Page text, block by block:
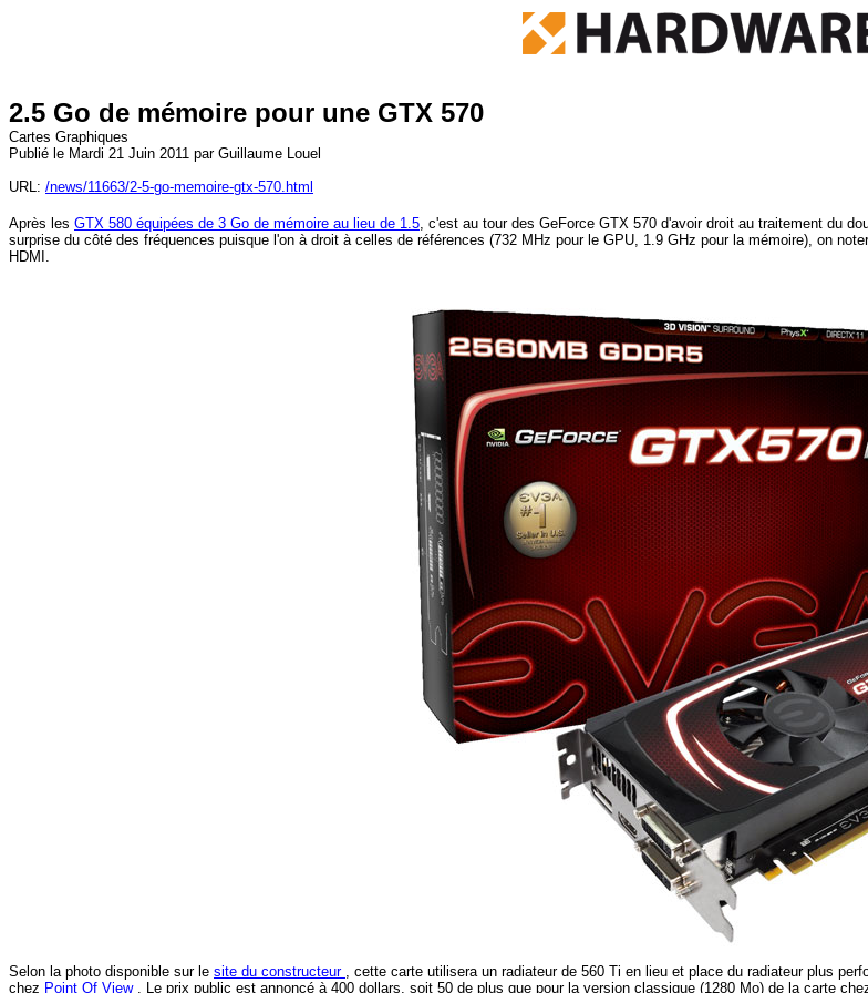
2.5 Go de mémoire pour une GTX 570
Cartes Graphiques
Publié le Mardi 21 Juin 2011 par Guillaume Louel
URL: /news/11663/2-5-go-memoire-gtx-570.html
Après les GTX 580 équipées de 3 Go de mémoire au lieu de 1.5, c'est au tour des GeForce GTX 570 d'avoir droit au traitement du
surprise du côté des fréquences puisque l'on à droit à celles de références (732 MHz pour le GPU, 1.9 GHz pour la mémoire), on
HDMI.
Selon la photo disponible sur le site du constructeur , cette carte utilisera un radiateur de 560 Ti en lieu et place du radiateur plus
chez Point Of View . Le prix public est annoncé à 400 dollars, soit 50 de plus que pour la version classique (1280 Mo) de la carte